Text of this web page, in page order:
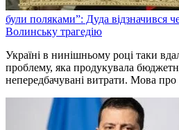
були поляками”: Дуда відзначився
Волинську трагедію
Україні в нинішньому році таки
проблему, яка продукувала
непередбачувані витрати. Мова